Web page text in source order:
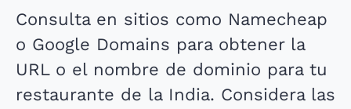
Consulta en sitios como Namecheap
o Google Domains para obtener la
URL o el nombre de dominio para tu
restaurante de la India. Considera las